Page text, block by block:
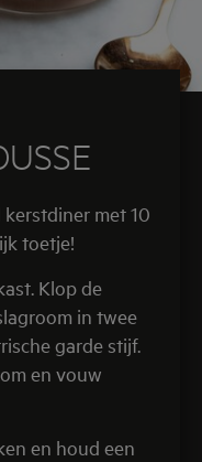
met 10
toetje!
Klop de
in twee
garde stijf.
en vouw
en houd een